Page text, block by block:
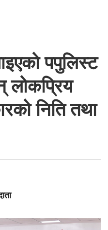
पपुलिस्ट
लोकप्रिय
निति तथा